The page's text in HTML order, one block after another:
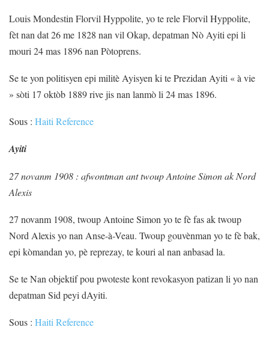
Louis Mondestin Florvil Hyppolite, yo te rele Florvil Hyppolite,
fèt nan dat 26 me 1828 nan vil Okap, depatman Nò Ayiti epi li
mouri 24 mas 1896 nan Pòtoprens.
Se te yon politisyen epi militè Ayisyen ki te Prezidan Ayiti « à vie
» sòti 17 oktòb 1889 rive jis nan lanmò li 24 mas 1896.
Sous : Haiti Reference
Ayiti
27 novanm 1908 : afwontman ant twoup Antoine Simon ak Nord
Alexis
27 novanm 1908, twoup Antoine Simon yo te fè fas ak twoup
Nord Alexis yo nan Anse-à-Veau. Twoup gouvènman yo te fè bak,
epi kòmandan yo, pè reprezay, te kouri al nan anbasad la.
Se te Nan objektif pou pwoteste kont revokasyon patizan li yo nan
depatman Sid peyi dAyiti.
Sous : Haiti Reference